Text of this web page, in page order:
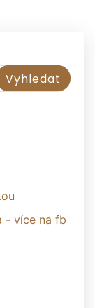
- více na fb